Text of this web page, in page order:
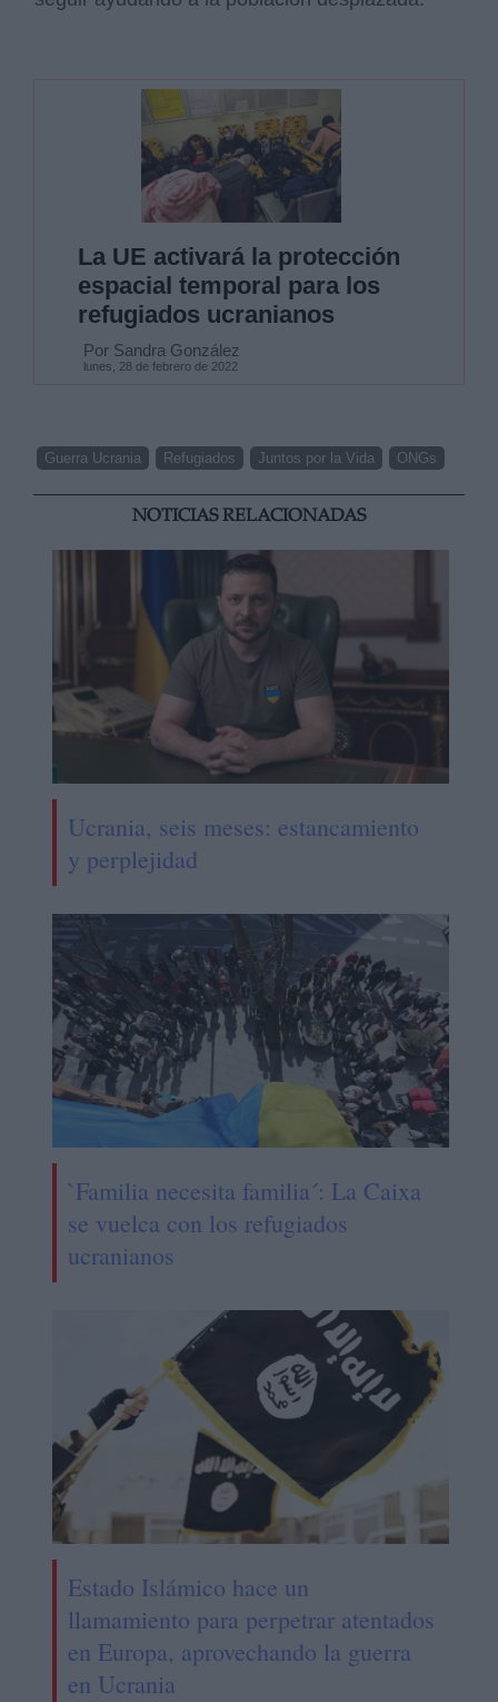
La UE activará la protección
espacial temporal para los
refugiados ucranianos
Por Sandra González
lunes, 28 de febrero de 2022
Guerra Ucrania Refugiados Juntos por la Vida ONGs
NOTICIAS RELACIONADAS
Ucrania, seis meses: estancamiento
y perplejidad
`Familia necesita familia´: La Caixa
se vuelca con los refugiados
ucranianos
Estado Islámico hace un
llamamiento para perpetrar atentados
en Europa, aprovechando la guerra
en Ucrania